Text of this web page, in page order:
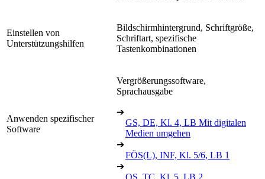
Einstellen von
Unterstützungshilfen
Bildschirmhintergrund, Schriftgröße,
Schriftart, spezifische
Tastenkombinationen
Anwenden spezifischer
Software
Vergrößerungssoftware,
Sprachausgabe
➔
GS, DE, Kl. 4, LB Mit digitalen
Medien umgehen
➔
FÖS(L), INF, Kl. 5/6, LB 1
➔
OS, TC, Kl. 5, LB 2